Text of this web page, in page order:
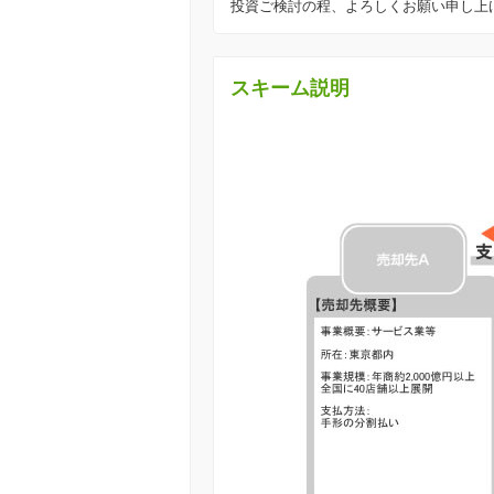
投資ご検討の程、よろしくお願い申し上
スキーム説明